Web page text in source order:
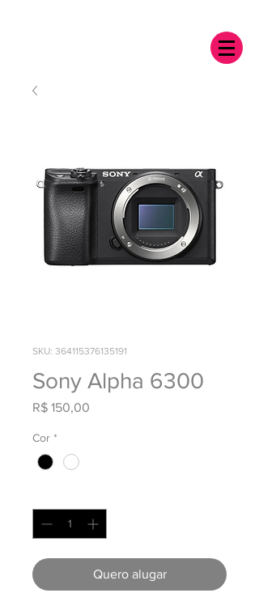
SKU: 364115376135191
Sony Alpha 6300
R$ 150,00
Cor *
Quero alugar